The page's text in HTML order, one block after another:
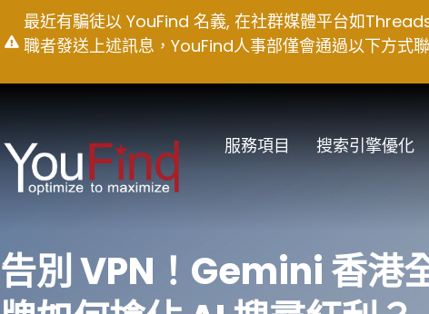
to
最近有騙徒以 YouFind 名義, 在社群媒體平台如
職者發送上述訊息，YouFind人事部僅會通過以下方式
服務項目 搜索引擎優化
告別 VPN！Gemini 香港